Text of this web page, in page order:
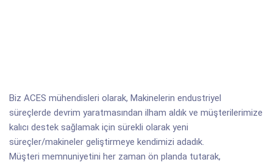
Biz ACES mühendisleri olarak, Makinelerin endustriyel
süreçlerde devrim yaratmasından ilham aldık ve müşterilerimize
kalıcı destek sağlamak için sürekli olarak yeni
süreçler/makineler geliştirmeye kendimizi adadık.
Müşteri memnuniyetini her zaman ön planda tutarak,